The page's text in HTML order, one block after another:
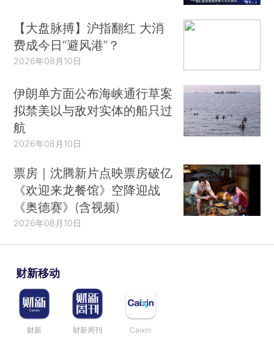
【大盘脉搏】沪指翻红 大消
费成今日“避风港”？
2026年08月10日
伊朗单方面公布海峡通行草案
拟禁美以与敌对实体的船只过
航
2026年08月10日
票房｜沈腾新片点映票房破亿
《欢迎来龙餐馆》空降迎战
《奥德赛》(含视频)
2026年08月10日
财新移动
财新 财新周刊 Caixin